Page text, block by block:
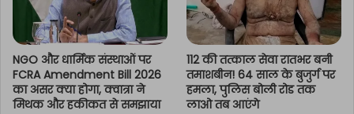
NGO और धार्मिक संस्थाओं पर
FCRA Amendment Bill 2026
का असर क्या होगा, क्वात्रा ने
मिथक और हकीकत से समझाया
112 की तत्काल सेवा रातभर बनी
तमाशबीन! 64 साल के बुजुर्ग पर
हमला, पुलिस बोली रोड तक
लाओ तब आएंगे